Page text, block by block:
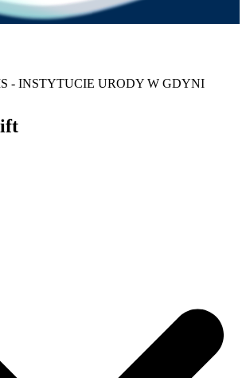
- INSTYTUCIE URODY W GDYNI